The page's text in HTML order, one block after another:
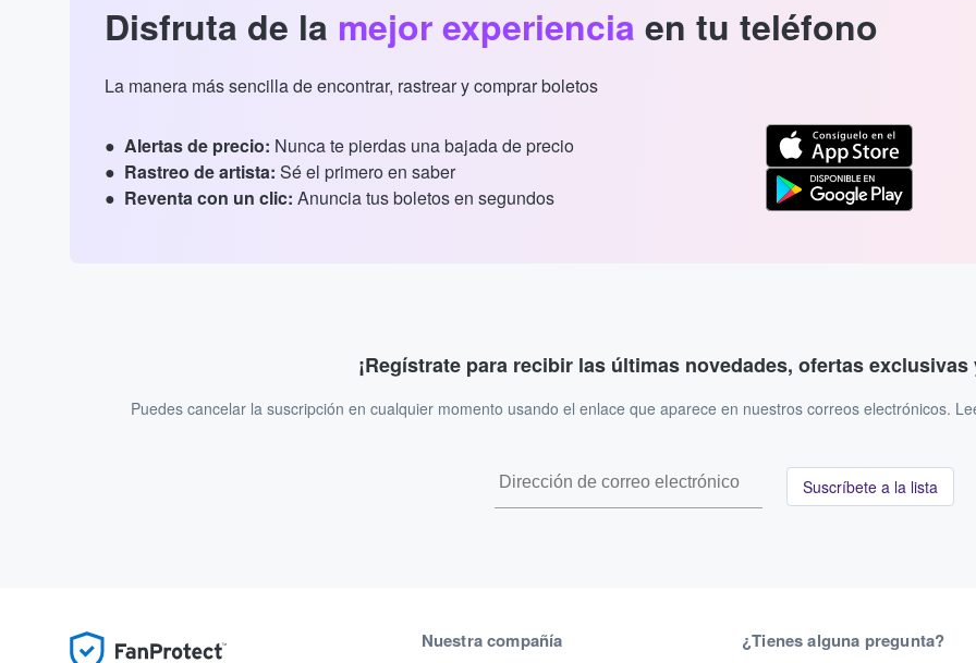
Disfruta de la mejor experiencia en tu teléfono
La manera más sencilla de encontrar, rastrear y comprar boletos
Alertas de precio: Nunca te pierdas una bajada de precio
Rastreo de artista: Sé el primero en saber
Reventa con un clic: Anuncia tus boletos en segundos
¡Regístrate para recibir las últimas novedades, ofertas
Puedes cancelar la suscripción en cualquier momento usando el enlace que aparece en nuestros correos electrónicos.
Suscríbete a la lista
Nuestra compañía ¿Tienes alguna pregunta?